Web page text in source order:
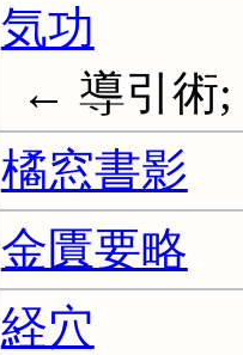
気功
← 導引術;
橘窓書影
金匱要略
経穴